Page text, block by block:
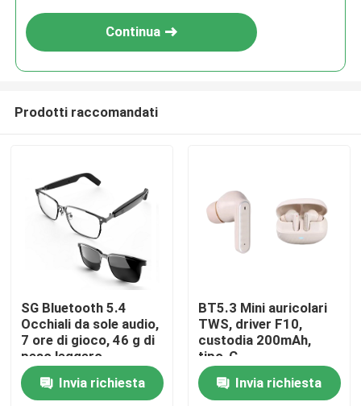
Casa.
Continua
Prodotti raccomandati
SG Bluetooth 5.4
Occhiali da sole audio,
7 ore di gioco, 46 g di
peso leggero
Invia richiesta
BT5.3 Mini auricolari
TWS, driver F10,
custodia 200mAh,
tipo-C
Invia richiesta